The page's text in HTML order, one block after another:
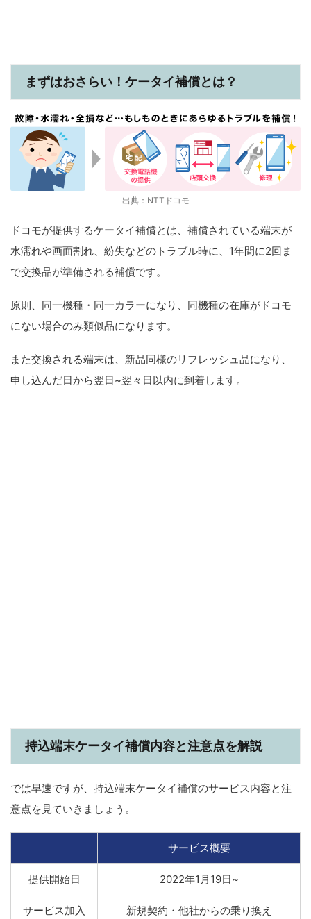
まずはおさらい！ケータイ補償とは？
出典：NTTドコモ
ドコモが提供するケータイ補償とは、補償されている端末が
水濡れや画面割れ、紛失などのトラブル時に、1年間に2回ま
で交換品が準備される補償です。
原則、同一機種・同一カラーになり、同機種の在庫がドコモ
にない場合のみ類似品になります。
また交換される端末は、新品同様のリフレッシュ品になり、
申し込んだ日から翌日~翌々日以内に到着します。
持込端末ケータイ補償内容と注意点を解説
では早速ですが、持込端末ケータイ補償のサービス内容と注
意点を見ていきましょう。
サービス概要
提供開始日 2022年1月19日~
サービス加入
新規契約・他社からの乗り換え